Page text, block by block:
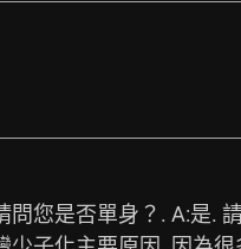
您是否單身？. A:是.